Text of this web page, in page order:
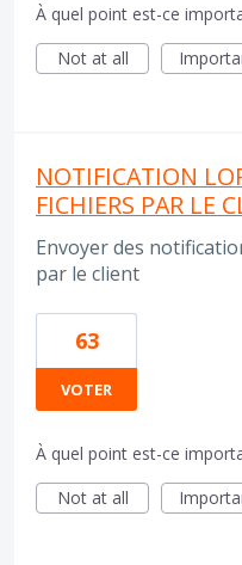
À quel point est-ce
Not at all
NOTIFICATION
FICHIERS PAR LE
Envoyer des
par le client
63
VOTER
À quel point est-ce
Not at all